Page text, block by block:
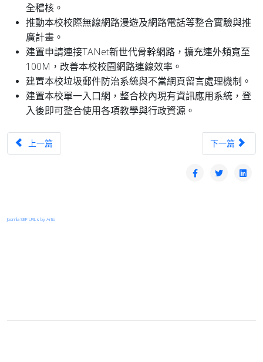
全稽核。
推動本校校際無線網路漫遊及網路電話等整合實驗與推
廣計畫。
建置申請連接TANet新世代骨幹網路，擴充連外頻寬至
100M，改善本校校園網路連線效率。
建置本校垃圾郵件防治系統與不當網頁留言處理機制。
建置本校單一入口網，整合校內現有資訊應用系統，登
入後即可整合使用各項教學與行政資源。
上一篇文章：TANet台中區域網路中心優良網路管理人員-林明煌
上一篇 下一篇文章：
下一篇
Joomla SEF URLs by Artio